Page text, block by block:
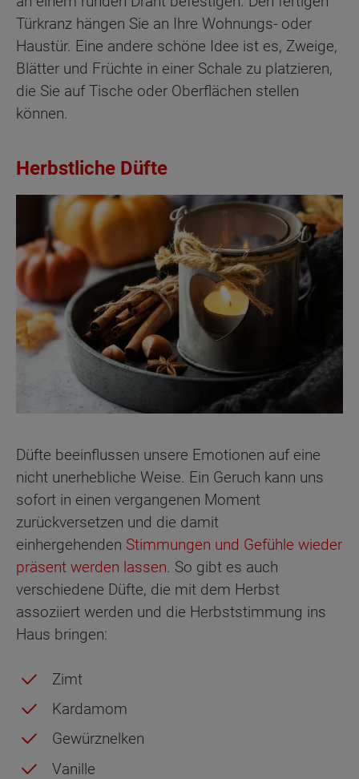
Türkranz hängen Sie an Ihre Wohnungs- oder
Haustür. Eine andere schöne Idee ist es, Zweige,
Blätter und Früchte in einer Schale zu platzieren,
die Sie auf Tische oder Oberflächen stellen
können.
Herbstliche Düfte
Düfte beeinflussen unsere Emotionen auf eine
nicht unerhebliche Weise. Ein Geruch kann uns
sofort in einen vergangenen Moment
zurückversetzen und die damit
einhergehenden Stimmungen und Gefühle wieder
präsent werden lassen. So gibt es auch
verschiedene Düfte, die mit dem Herbst
assoziiert werden und die Herbststimmung ins
Haus bringen:
Zimt
Kardamom
Gewürznelken
Vanille